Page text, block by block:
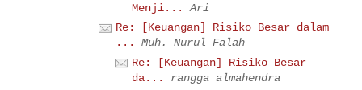
Menji...
Ari
Re: [Keuangan] Risiko Besar dalam
...
Muh. Nurul Falah
Re: [Keuangan] Risiko Besar
da...
rangga almahendra